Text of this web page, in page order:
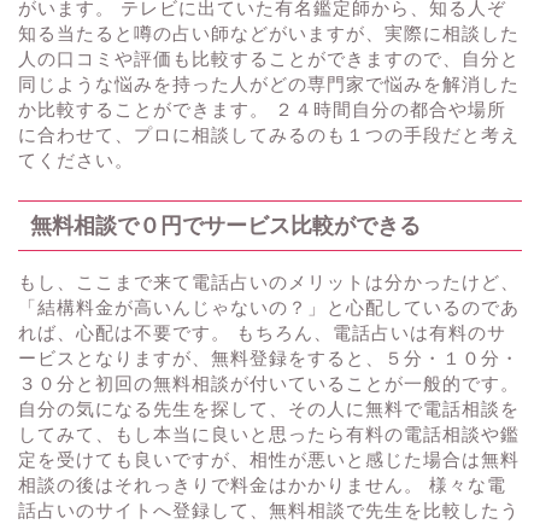
がいます。 テレビに出ていた有名鑑定師から、知る人ぞ
知る当たると噂の占い師などがいますが、実際に相談した
人の口コミや評価も比較することができますので、自分と
同じような悩みを持った人がどの専門家で悩みを解消した
か比較することができます。 ２４時間自分の都合や場所
に合わせて、プロに相談してみるのも１つの手段だと考え
てください。
無料相談で０円でサービス比較ができる
もし、ここまで来て電話占いのメリットは分かったけど、
「結構料金が高いんじゃないの？」と心配しているのであ
れば、心配は不要です。 もちろん、電話占いは有料のサ
ービスとなりますが、無料登録をすると、５分・１０分・
３０分と初回の無料相談が付いていることが一般的です。
自分の気になる先生を探して、その人に無料で電話相談を
してみて、もし本当に良いと思ったら有料の電話相談や鑑
定を受けても良いですが、相性が悪いと感じた場合は無料
相談の後はそれっきりで料金はかかりません。 様々な電
話占いのサイトへ登録して、無料相談で先生を比較したう